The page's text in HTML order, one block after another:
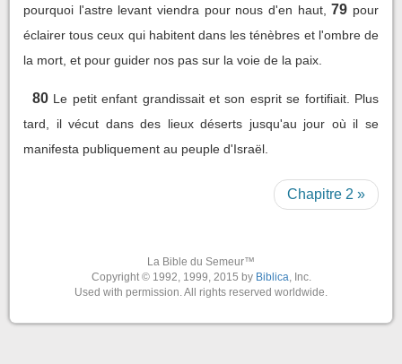
pourquoi l'astre levant viendra pour nous d'en haut, 79 pour
éclairer tous ceux qui habitent dans les ténèbres et l'ombre de
la mort, et pour guider nos pas sur la voie de la paix.
80 Le petit enfant grandissait et son esprit se fortifiait. Plus
tard, il vécut dans des lieux déserts jusqu'au jour où il se
manifesta publiquement au peuple d'Israël.
Chapitre 2 »
La Bible du Semeur™
Copyright © 1992, 1999, 2015 by Biblica, Inc.
Used with permission. All rights reserved worldwide.